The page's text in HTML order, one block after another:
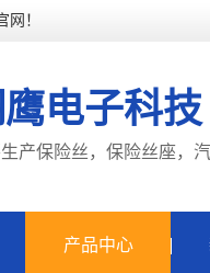
！
电子科技
产保险丝，保险丝座，
产品中心